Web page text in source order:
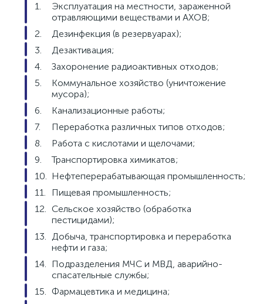
Эксплуатация на местности, зараженной
отравляющими веществами и АХОВ;
Дезинфекция (в резервуарах);
Дезактивация;
Захоронение радиоактивных отходов;
Коммунальное хозяйство (уничтожение
мусора);
Канализационные работы;
Переработка различных типов отходов;
Работа с кислотами и щелочами;
Транспортировка химикатов;
Нефтеперерабатывающая промышленность;
Пищевая промышленность;
Сельское хозяйство (обработка
пестицидами);
Добыча, транспортировка и переработка
нефти и газа;
Подразделения МЧС и МВД, аварийно-
спасательные службы;
Фармацевтика и медицина;